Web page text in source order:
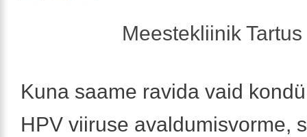
Meestekliinik
Kuna saame ravida vaid
HPV viiruse avaldumisvorme,